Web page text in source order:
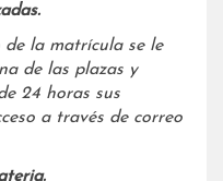
de la matrícula se le
de las plazas y
24 horas sus
a través de correo